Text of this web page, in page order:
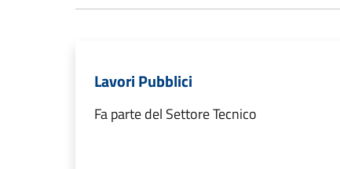
Lavori Pubblici
Fa parte del Settore Tecnico